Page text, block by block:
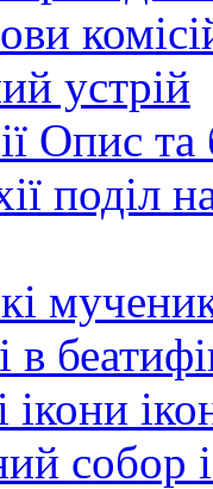
устрій
Опис та
поділ
в
ікони
собор